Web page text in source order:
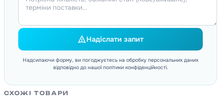
Надіслати запит
Надсилаючи форму, ви погоджуєтесь на обробку персональних даних
відповідно до нашої політики конфіденційності.
СХОЖІ ТОВАРИ